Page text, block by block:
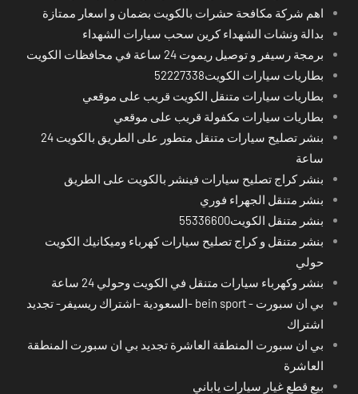
اهم شركة مكافحة حشرات بالكويت بضمان و اسعار ممتازة
بدالة ونشات الشهداء كرين سحب سيارات الشهداء
برمجة رسيفر و توصيل ريموت 24 ساعة في محافظات الكويت
بطاريات سيارات الكويت52227338
بطاريات سيارات متنقل الكويت قريب على موقعي
بطاريات سيارات مكفولة قريب على موقعي
بنشر تصليح سيارات متنقل متطور على الطريق بالكويت 24
ساعة
بنشر كراج تصليح سيارات فينشر بالكويت على الطريق
بنشر متنقل الجهراء فوري
بنشر متنقل الكويت55336600
بنشر متنقل و كراج تصليح سيارات كهرباء وميكانيك الكويت
حولي
بنشر وكهرباء سيارات متنقل في الكويت وحولي 24 ساعة
بي ان سبورت - bein sport -السعودية -اشتراك ريسيفر- تجديد
اشتراك
بي ان سبورت المنطقة العاشرة تجديد بي ان سبورت المنطقة
العاشرة
بيع قطع غيار سيارات ياباني